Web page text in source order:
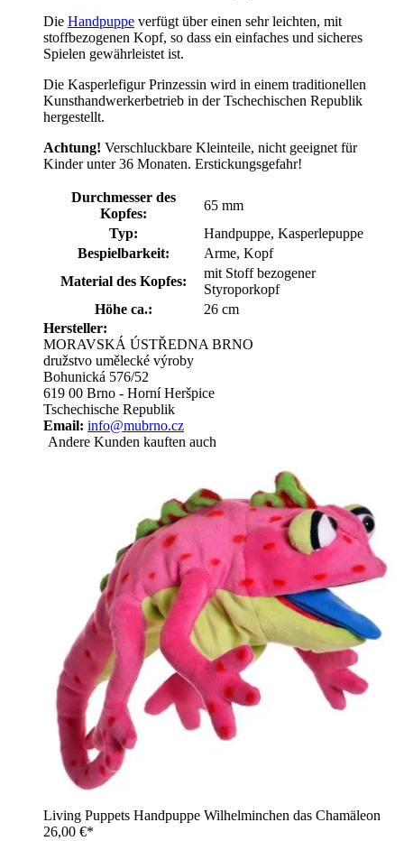
Die Handpuppe verfügt über einen sehr leichten, mit
stoffbezogenen Kopf, so dass ein einfaches und sicheres
Spielen gewährleistet ist.
Die Kasperlefigur Prinzessin wird in einem traditionellen
Kunsthandwerkerbetrieb in der Tschechischen Republik
hergestellt.
Achtung! Verschluckbare Kleinteile, nicht geeignet für
Kinder unter 36 Monaten. Erstickungsgefahr!
Durchmesser des
Kopfes:
65 mm
Typ:
Handpuppe, Kasperlepuppe
Bespielbarkeit:
Arme, Kopf
Material des Kopfes:
mit Stoff bezogener
Styroporkopf
Höhe ca.:
26 cm
Hersteller:
MORAVSKÁ ÚSTŘEDNA BRNO
družstvo umělecké výroby
Bohunická 576/52
619 00 Brno - Horní Heršpice
Tschechische Republik
Email: info@mubrno.cz
Andere Kunden kauften auch
Living Puppets Handpuppe Wilhelminchen das Chamäleon
26,00 €*